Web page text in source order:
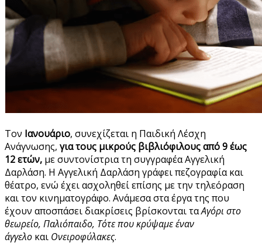
Τον Ιανουάριο, συνεχίζεται η Παιδική Λέσχη
Ανάγνωσης, για τους μικρούς βιβλιόφιλους από 9 έως
12 ετών, με συντονίστρια τη συγγραφέα Αγγελική
Δαρλάση. Η Αγγελική Δαρλάση γράφει πεζογραφία και
θέατρο, ενώ έχει ασχοληθεί επίσης με την τηλεόραση
και τον κινηματογράφο. Ανάμεσα στα έργα της που
έχουν αποσπάσει διακρίσεις βρίσκονται ταΑγόρι στο
θεωρείο, Παλιόπαιδο, Τότε που κρύψαμε έναν
άγγελο και Ονειροφύλακες.